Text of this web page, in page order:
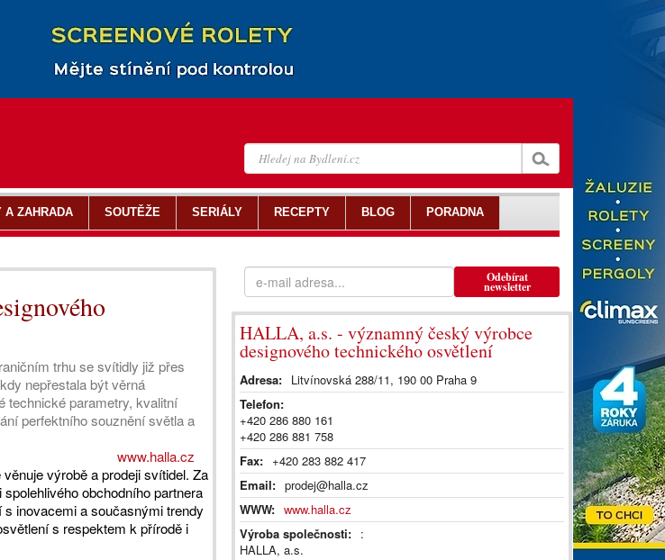
trhu se svítidly již přes
nepřestala být věrná
technické parametry, kvalitní
perfektního souznění světla a
www.halla.cz
výrobě a prodeji svítidel. Za
obchodního partnera
inovacemi a současnými trendy
s respektem k přírodě i
Odebírat
newsletter
HALLA, a.s. - významný český výrobce
designového technického osvětlení
Adresa: Litvínovská 288/11, 190 00 Praha 9
Telefon:
+420 286 880 161
+420 286 881 758
Fax: +420 283 882 417
Email: prodej@halla.cz
WWW: www.halla.cz
Výroba společnosti: :
HALLA, a.s.
A ZAHRADA SOUTĚŽE SERIÁLY RECEPTY BLOG PORADNA